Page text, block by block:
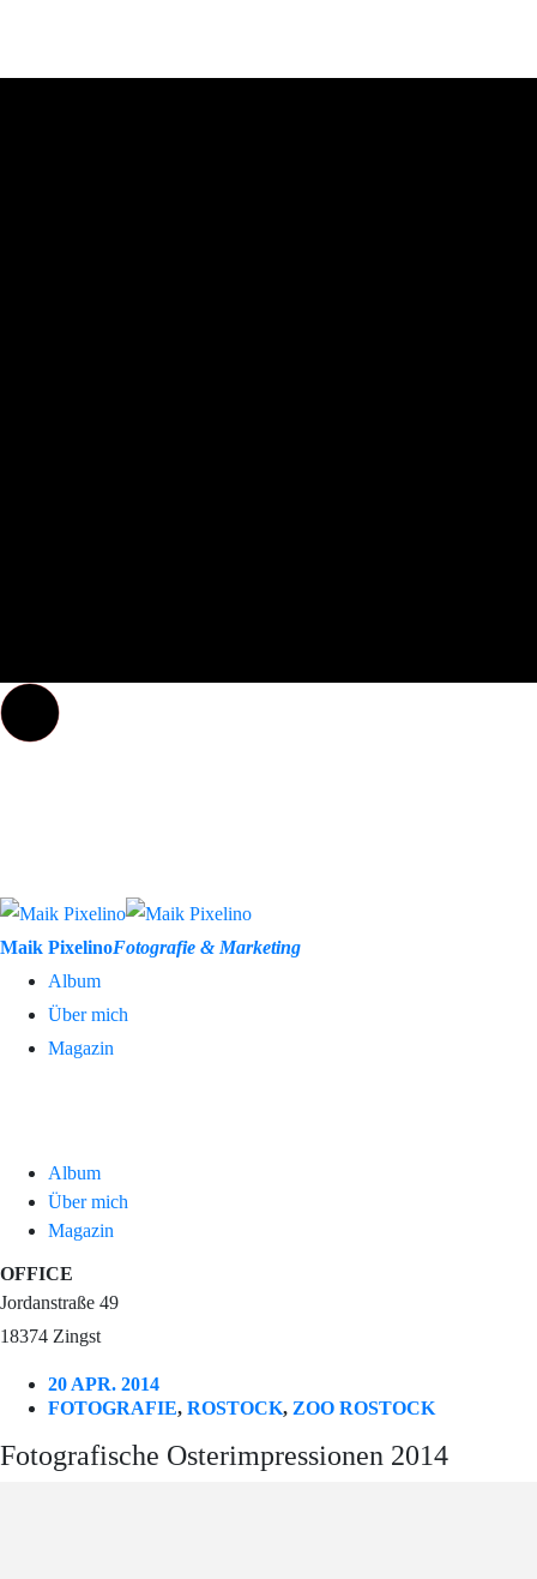
Maik PixelinoFotografie & Marketing
Album
Über mich
Magazin
Album
Über mich
Magazin
OFFICE
Jordanstraße 49
18374 Zingst
20 APR. 2014
FOTOGRAFIE, ROSTOCK, ZOO ROSTOCK
Fotografische Osterimpressionen 2014